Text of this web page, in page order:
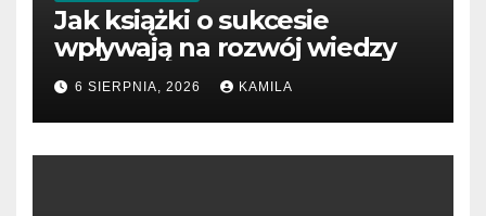
Jak książki o sukcesie
wpływają na rozwój wiedzy
6 SIERPNIA, 2026 KAMILA